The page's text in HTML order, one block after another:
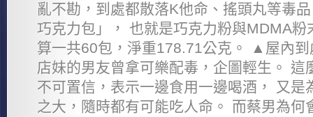
亂不勘，到處都散落K他命、搖頭丸等毒
巧克力包」， 也就是巧克力粉與MDMA粉
算一共60包，淨重178.71公克。 ▲屋內
店妹的男友曾拿可樂配毒，企圖輕生。 這
不可置信，表示一邊食用一邊喝酒， 又是
之大，隨時都有可能吃人命。 而蔡男為何